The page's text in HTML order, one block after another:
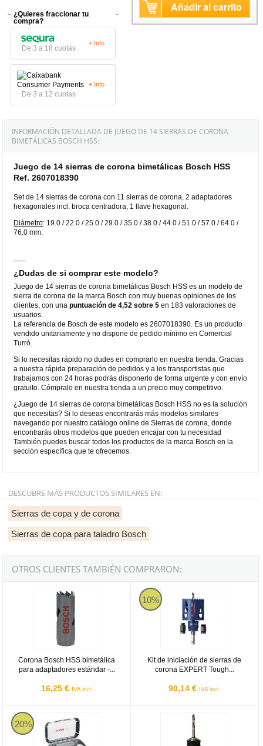
¿Quieres fraccionar tu
compra?
De 3 a 18 cuotas
+ Info
De 3 a 12 cuotas
+ Info
Añadir al carrito
INFORMACIÓN DETALLADA DE JUEGO DE 14 SIERRAS DE CORONA
BIMETÁLICAS BOSCH HSS:
Juego de 14 sierras de corona bimetálicas Bosch HSS
Ref. 2607018390
Set de 14 sierras de corona con 11 sierras de corona, 2 adaptadores
hexagonales incl. broca centradora, 1 llave hexagonal.
Diámetro: 19.0 / 22.0 / 25.0 / 29.0 / 35.0 / 38.0 / 44.0 / 51.0 / 57.0 / 64.0 /
76.0 mm.
¿Dudas de si comprar este modelo?
Juego de 14 sierras de corona bimetálicas Bosch HSS es un modelo de
sierra de corona de la marca Bosch con muy buenas opiniones de los
clientes, con unapuntuación de 4,52 sobre 5 en 183 valoraciones de
usuarios.
La referencia de Bosch de este modelo es 2607018390. Es un producto
vendido unitariamente y no dispone de pedido mínimo en Comercial
Turró.
Si lo necesitas rápido no dudes en comprarlo en nuestra tienda. Gracias
a nuestra rápida preparación de pedidos y a los transportistas que
trabajamos con 24 horas podrás disponerlo de forma urgente y con envío
gratuito. Cómpralo en nuestra tienda a un precio muy competitivo.
¿Juego de 14 sierras de corona bimetálicas Bosch HSS no es la solución
que necesitas? Si lo deseas encontrarás más modelos similares
navegando por nuestro catálogo online de Sierras de corona, donde
encontrarás otros modelos que pueden encajar con tu necesidad
También puedes buscar todos los productos de la marca Bosch en la
sección específica que te ofrecemos.
DESCUBRE MÁS PRODUCTOS SIMILARES EN:
Sierras de copa y de corona
Sierras de copa para taladro Bosch
OTROS CLIENTES TAMBIÉN COMPRARON:
Corona Bosch HSS bimetálica
para adaptadores estándar -...
16,25 € IVA incl.
Corona Bosch HSS bimetálica para adaptadores estándar - 19mm
10%
Kit de iniciación de sierras de
corona EXPERT Tough...
90,14 € IVA incl.
Kit de iniciación de sierras de
20%
Coronas Bosch Progressor para electricistas (Set 9 piezas)
Adaptador Power Change Bosch